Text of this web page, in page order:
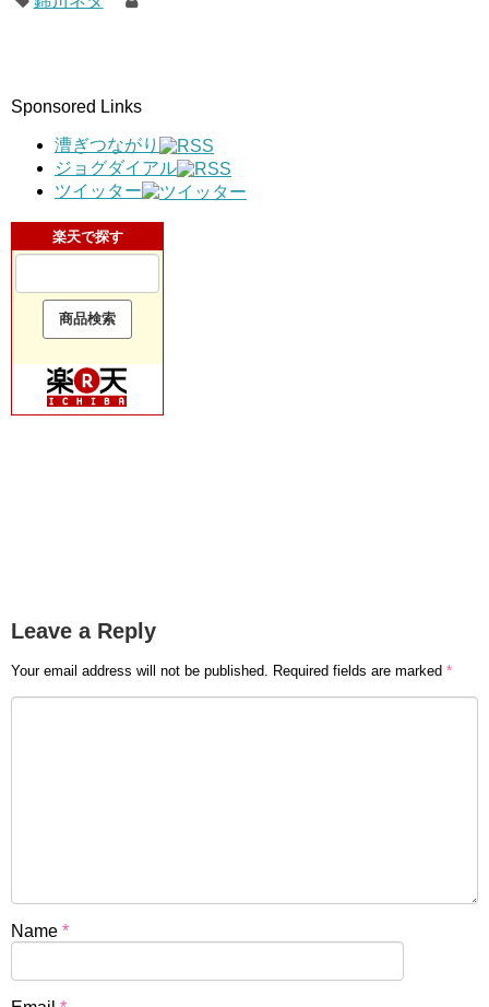
Sponsored Links
漕ぎつながり
ジョグダイアル
ツイッター
楽天で探す
Leave a Reply
Your email address will not be published. Required fields are marked *
Name *